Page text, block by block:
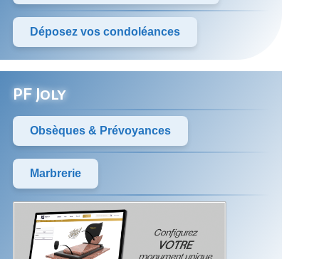
Déposez vos condoléances
PF Joly
Obsèques & Prévoyances
Marbrerie